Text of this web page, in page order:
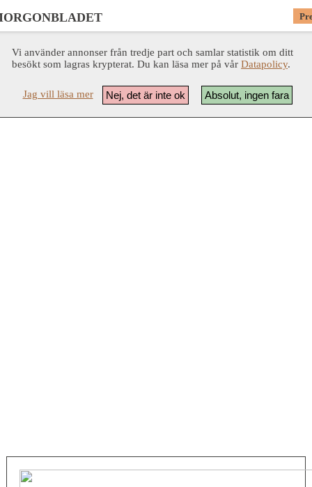
Vi använder annonser från tredje part och samlar statistik om ditt
besökt som lagras krypterat. Du kan läsa mer på vår Datapolicy.
Absolut, ingen fara
Nej, det är inte ok
Jag vill läsa mer